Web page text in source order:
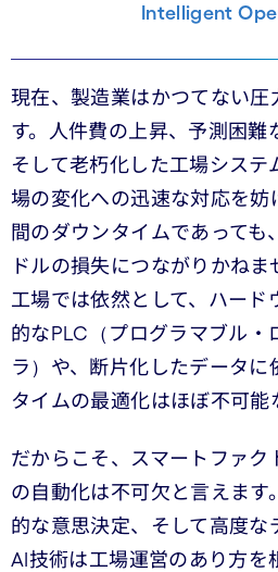
Intelligent
現在、製造業はかつてない圧
す。人件費の上昇、予測困難
そして老朽化した工場システ
場の変化への迅速な対応を妨
間のダウンタイムであっても
ドルの損失につながりかね
工場では依然として、ハード
的なPLC（プログラマブル・
ラ）や、断片化したデータに
タイムの最適化はほぼ不可能
だからこそ、スマートファク
の自動化は不可欠と言えます
的な意思決定、そして高度な
AI技術は工場運営のあり方を